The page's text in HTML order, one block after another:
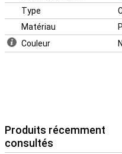
Type
Matériau
Couleur
Produits récemment
consultés